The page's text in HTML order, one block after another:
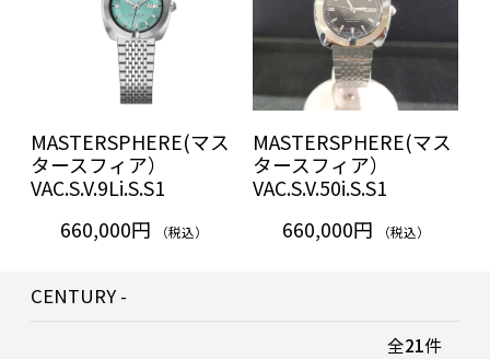
MASTERSPHERE(マス
タースフィア）
VAC.S.V.9Li.S.S1
660,000円
（税込）
MASTERSPHERE(マス
タースフィア）
VAC.S.V.50i.S.S1
660,000円
（税込）
CENTURY -
全21件